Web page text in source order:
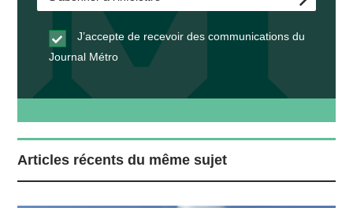
J’accepte de recevoir des communications du
Journal Métro
Articles récents du même sujet